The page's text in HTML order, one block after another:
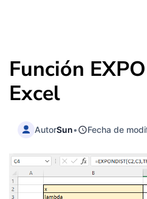
Función
Excel
AutorSun• Fecha de